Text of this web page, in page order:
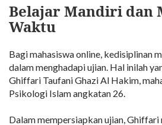
Belajar Mandiri dan
Waktu
Bagi mahasiswa online, kedisiplinan
dalam menghadapi ujian. Hal inilah
Ghiffari Taufani Ghazi Al Hakim,
Psikologi Islam angkatan 26.
Dalam mempersiapkan ujian,